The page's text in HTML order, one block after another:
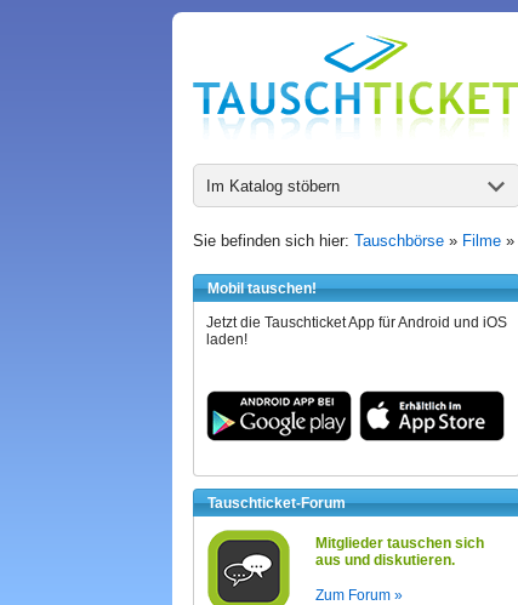
Im Katalog stöbern
Sie befinden sich hier: Tauschbörse » Filme »
Mobil tauschen!
Jetzt die Tauschticket App für Android und iOS
laden!
Tauschticket-Forum
Mitglieder tauschen sich
aus und diskutieren.
Zum Forum »